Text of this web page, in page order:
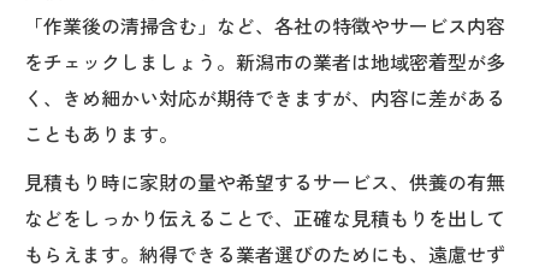
「作業後の清掃含む」など、各社の特徴やサービス内容
をチェックしましょう。新潟市の業者は地域密着型が多
く、きめ細かい対応が期待できますが、内容に差がある
こともあります。
見積もり時に家財の量や希望するサービス、供養の有無
などをしっかり伝えることで、正確な見積もりを出して
もらえます。納得できる業者選びのためにも、遠慮せず